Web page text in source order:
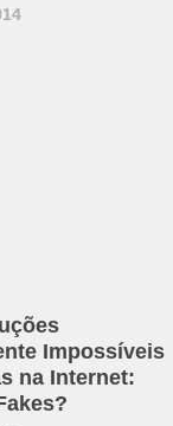
Impossíveis
na Internet: